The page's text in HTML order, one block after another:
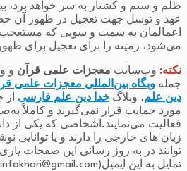
ظلم و ستم و کشتار به سر خواهد برد،
عهد و توسل جهت تعجیل در ظهور آن
اعمالمان به سمت و سویی که
می‌شود، زمینه را برای تعجیل برای
نکته: وب‌سایت معجزات علمی قرآن و
جمله وبگاه بین‌المللی معجزات علمی
دین علم، وبلاگ خدا دین علم فارسی از
مورد حمایت قرار نمی‌گیرند و کاملاً
فعالیت می‌نمایند.اشخاصی که یکی از
زبان های خارجی را دارند و یا توانایی
توانند در به روز رسانی این صفحات
تمایل به این ایمیل(raminfakhari@gmail.com) پیام بدهند.